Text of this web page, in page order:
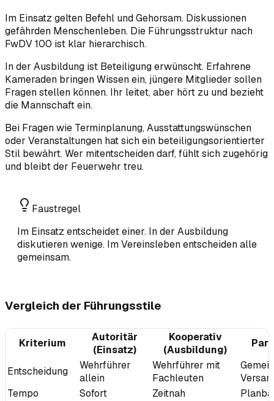
Im Einsatz gelten Befehl und Gehorsam. Diskussionen
gefährden Menschenleben. Die Führungsstruktur nach
FwDV 100 ist klar hierarchisch.
In der Ausbildung ist Beteiligung erwünscht. Erfahrene
Kameraden bringen Wissen ein, jüngere Mitglieder sollen
Fragen stellen können. Ihr leitet, aber hört zu und bezieht
die Mannschaft ein.
Bei Fragen wie Terminplanung, Ausstattungswünschen
oder Veranstaltungen hat sich ein beteiligungsorientierter
Stil bewährt. Wer mitentscheiden darf, fühlt sich zugehörig
und bleibt der Feuerwehr treu.
Faustregel
Im Einsatz entscheidet einer. In der Ausbildung
diskutieren wenige. Im Vereinsleben entscheiden alle
gemeinsam.
Vergleich der Führungsstile
Kriterium
Autoritär
(Einsatz)
Kooperativ
(Ausbildung)
Entscheidung
Wehrführer
allein
Wehrführer mit
Fachleuten
Tempo
Sofort Zeitnah